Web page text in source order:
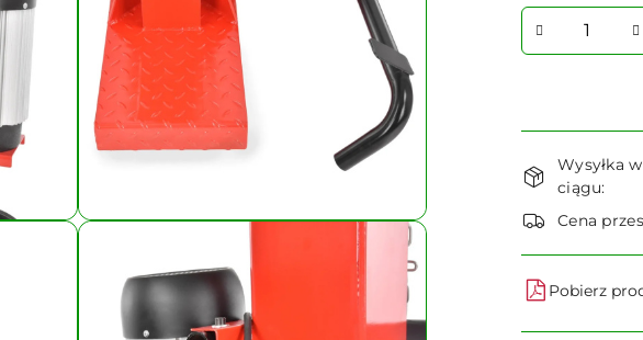
i
dostawa
Wysyłka w
ciągu:
Cena
Pobierz